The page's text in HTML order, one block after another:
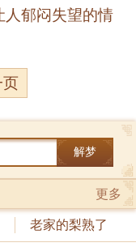
人郁闷失望的情
解梦
更多
老家的梨熟了